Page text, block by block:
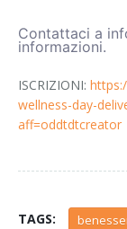
Contattaci a
informazioni.
ISCRIZIONI:
wellness-day-
aff=oddtdtcreator
TAGS: